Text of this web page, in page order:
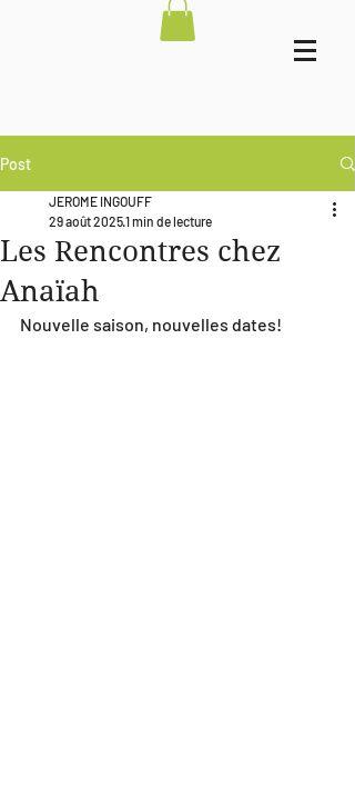
Post
Les Rencontres chez
Anaïah
JEROME INGOUFF
29 août 20251 min de lecture
Nouvelle saison, nouvelles dates!